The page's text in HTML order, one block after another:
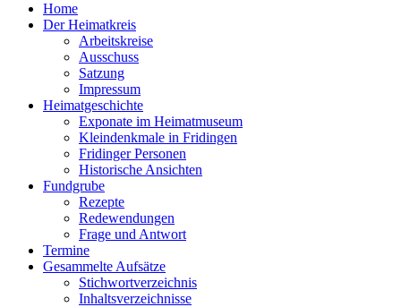
Home
Der Heimatkreis
Arbeitskreise
Ausschuss
Satzung
Impressum
Heimatgeschichte
Exponate im Heimatmuseum
Kleindenkmale in Fridingen
Fridinger Personen
Historische Ansichten
Fundgrube
Rezepte
Redewendungen
Frage und Antwort
Termine
Gesammelte Aufsätze
Stichwortverzeichnis
Inhaltsverzeichnisse